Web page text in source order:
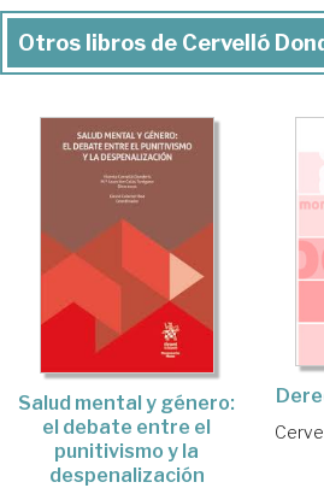
Otros libros de Cervelló
Salud mental y género:
el debate entre el
punitivismo y la
despenalización